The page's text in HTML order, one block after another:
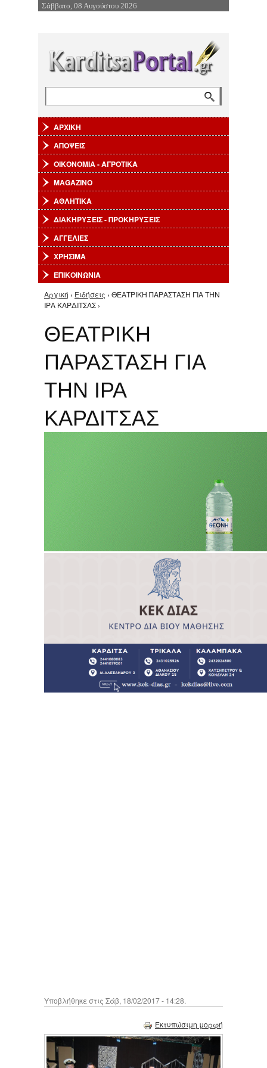
Επιστροφή στην Πλοήγηση
Σάββατο, 08 Αυγούστου 2026
ΑΡΧΙΚΗ
ΑΠΟΨΕΙΣ
ΟΙΚΟΝΟΜΙΑ - ΑΓΡΟΤΙΚΑ
MAGAZINO
ΑΘΛΗΤΙΚΑ
ΔΙΑΚΗΡΥΞΕΙΣ - ΠΡΟΚΗΡΥΞΕΙΣ
ΑΓΓΕΛΙΕΣ
ΧΡΗΣΙΜΑ
ΕΠΙΚΟΙΝΩΝΙΑ
Είστε εδώ
Αρχική › Ειδήσεις › ΘΕΑΤΡΙΚΗ ΠΑΡΑΣΤΑΣΗ ΓΙΑ ΤΗΝ
ΙΡΑ ΚΑΡΔΙΤΣΑΣ ›
ΘΕΑΤΡΙΚΗ
ΠΑΡΑΣΤΑΣΗ ΓΙΑ
ΤΗΝ ΙΡΑ
ΚΑΡΔΙΤΣΑΣ
Υποβλήθηκε στις Σάβ, 18/02/2017 - 14:28.
Εκτυπώσιμη μορφή